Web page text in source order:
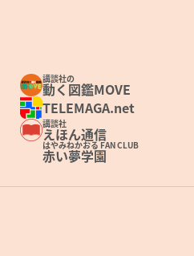
講談社の
動く図鑑MOVE
TELEMAGA.net
講談社
えほん通信
はやみねかおる FAN CLUB
赤い夢学園